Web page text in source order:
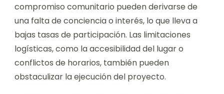
compromiso comunitario pueden derivarse de
una falta de conciencia o interés, lo que lleva a
bajas tasas de participación. Las limitaciones
logísticas, como la accesibilidad del lugar o
conflictos de horarios, también pueden
obstaculizar la ejecución del proyecto.